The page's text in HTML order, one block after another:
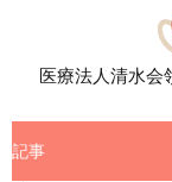
医療法人清水会
記事